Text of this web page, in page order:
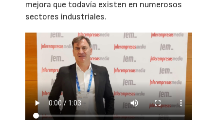
mejora que todavía existen en numerosos
sectores industriales.